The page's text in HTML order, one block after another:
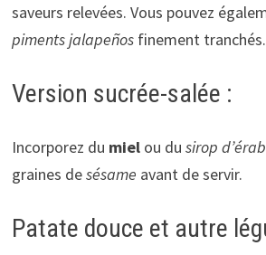
saveurs relevées. Vous pouvez
piments jalapeñosfinement tranchés.
Version sucrée-salée :
Incorporez du mielou du sirop
graines desésame avant de servir.
Patate douce et autre